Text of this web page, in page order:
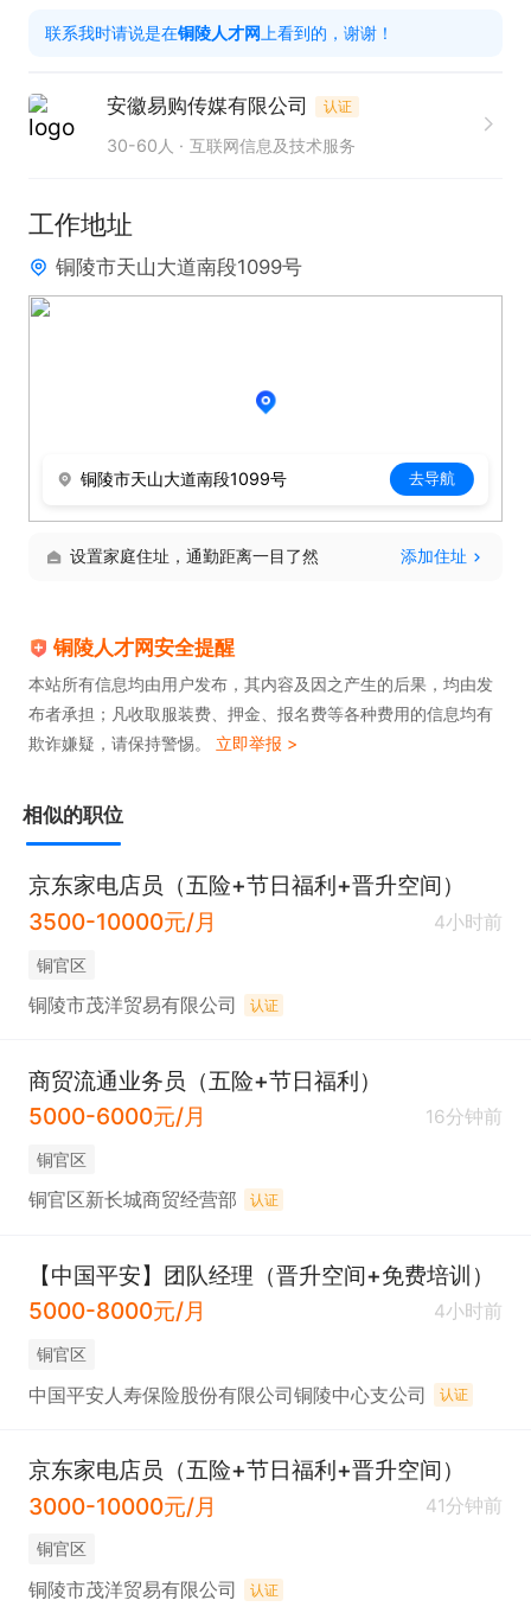
联系我时请说是在铜陵人才网 上看到的，谢谢！
安徽易购传媒有限公司 认证
30-60人 互联网信息及技术服务
工作地址
铜陵市天山大道南段1099号
铜陵市天山大道南段1099号 去导航
设置家庭住址，通勤距离一目了然 添加住址
铜陵人才网安全提醒
本站所有信息均由用户发布，其内容及因之产生的后果，均由发
布者承担；凡收取服装费、押金、报名费等各种费用的信息均有
欺诈嫌疑，请保持警惕。 立即举报 >
相似的职位
京东家电店员（五险+节日福利+晋升空间）
3500-10000元/月
4小时前
铜官区
铜陵市茂洋贸易有限公司 认证
商贸流通业务员（五险+节日福利）
5000-6000元/月
16分钟前
铜官区
铜官区新长城商贸经营部 认证
【中国平安】团队经理（晋升空间+免费培训）
5000-8000元/月
4小时前
铜官区
中国平安人寿保险股份有限公司铜陵中心支公司 认证
京东家电店员（五险+节日福利+晋升空间）
3000-10000元/月
41分钟前
铜官区
铜陵市茂洋贸易有限公司 认证